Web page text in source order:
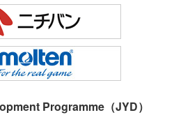
Programme（JYD）